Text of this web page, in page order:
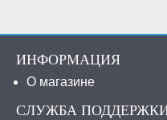
ИНФОРМАЦИЯ
О магазине
СЛУЖБА